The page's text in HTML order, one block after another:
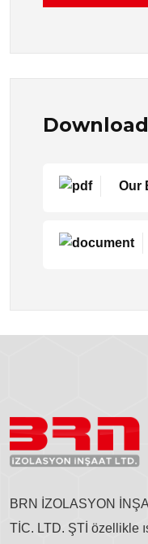
Download
Our
BRN İZOLASYON
TİC. LTD. ŞTİ özellikle